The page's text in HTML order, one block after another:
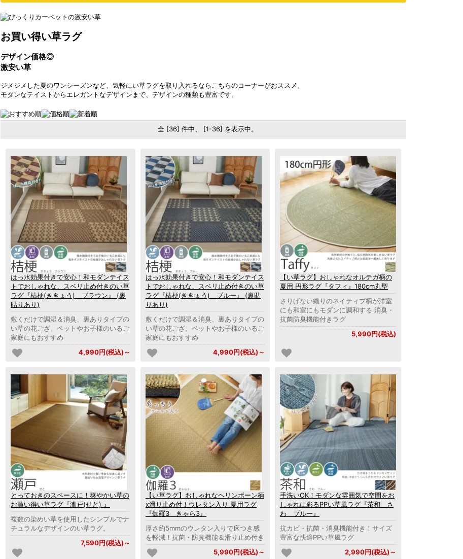
お買い得い草ラグ
デザイン価格◎
激安い草
ジメジメした夏のワンシーズンなど、気軽にい草ラグを取り入れるならこちらのコーナーがおススメ。
モダンなテイストからエレガントなデザインまで、デザインの種類も豊富です。
全 [36] 件中、 [1-36] を表示中。
はっ水効果付きで安心！和モダンテイス
トでおしゃれな、スベリ止め付きのい草
ラグ『桔梗(ききょう) ブラウン』 (裏
貼りあり)
敷くだけで調湿＆消臭、裏ありタイプの
い草の花ござ。ペットやお子様のいるご
家庭にもおすすめ
4,990円(税込)～
はっ水効果付きで安心！和モダンテイス
トでおしゃれな、スベリ止め付きのい草
ラグ『桔梗(ききょう) ブルー』 (裏貼
りあり)
敷くだけで調湿＆消臭、裏ありタイプの
い草の花ござ。ペットやお子様のいるご
家庭にもおすすめ
4,990円(税込)～
【い草ラグ】おしゃれなオルテガ柄の
夏用 円形ラグ『タフィ』180cm丸型
さりげない織りのネイティブ柄が洋室
にも和室にもモダンに調和する 消臭・
抗菌防臭機能付きラグ
5,990円(税込)
とっておきのスペースに！爽やかい草の
お買い得い草ラグ『瀬戸(せと) 』
複数の染めい草を使用したシンプルでナ
チュラルなデザインのい草ラグ。
7,590円(税込)～
【い草ラグ】おしゃれなヘリンボーン柄
x滑り止め付！ウレタン入り 夏用ラグ
『伽羅3 きゃら3』
厚さ約5mmのウレタン入りで床つき感
を軽減！抗菌・防臭機能＆滑り止め付き
5,990円(税込)～
手洗いOK！モダンな雰囲気で空間をお
しゃれに彩るPPい草風ラグ『茶和 さ
わ ブルー』
抗カビ・抗菌・消臭機能付き！サイズ
豊富な快適PPい草風ラグ
2,990円(税込)～